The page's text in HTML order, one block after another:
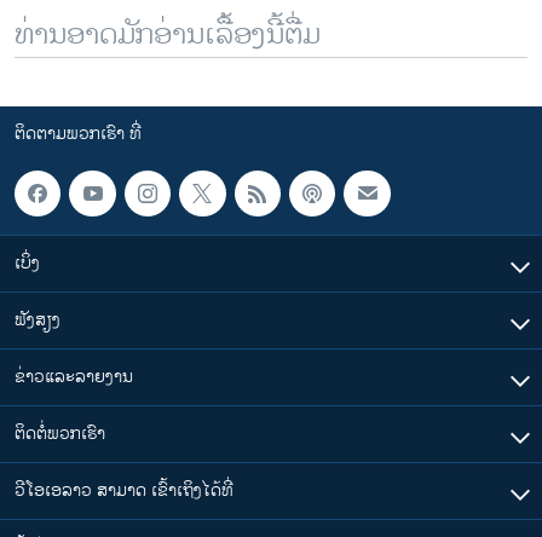
ທ່ານອາດມັກອ່ານເລື້ອງນີ້ຕື່ມ
ຕິດຕາມພວກເຮົາ ທີ່
ເບິ່ງ
ຟັງສຽງ
ຂ່າວແລະລາຍງານ
ຕິດຕໍ່ພວກເຮົາ
ວີໂອເອລາວ ສາມາດ ເຂົ້າເຖິງໄດ້ທີ່